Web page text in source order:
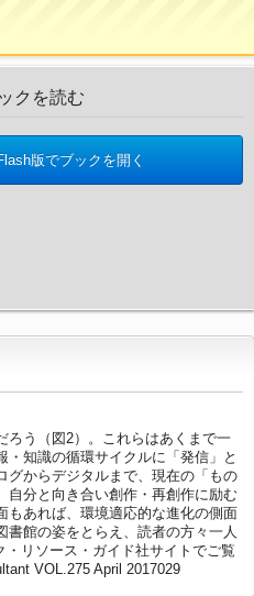
クを読む
版でブックを開く
ろう（図2）。これらはあくまで一
知識の循環サイクルに「発信」と
グからデジタルまで、現在の「もの
自分と向き合い創作・再創作に励む
もあれば、環境適応的な進化の側面
館の姿をとらえ、読者の方々一人
リソース・ガイド社サイト でご覧
VOL.275 April 2017029